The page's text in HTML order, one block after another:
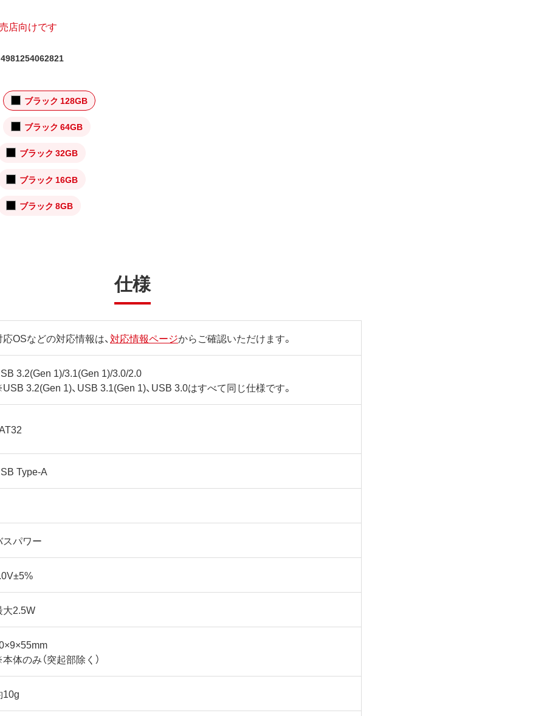
店向けです
ブラック 128GB
ブラック 64GB
ブラック 32GB
ブラック 16GB
ブラック 8GB
仕様
応OSなどの対応情報は、対応情報ページからご確認いただけます。
3.2(Gen 1)/3.1(Gen 1)/3.0/2.0
3.2(Gen 1)、USB 3.1(Gen 1)、USB 3.0はすべて同じ仕様です。
Type-A
スパワー
大2.5W
体のみ（突起部除く）
10g